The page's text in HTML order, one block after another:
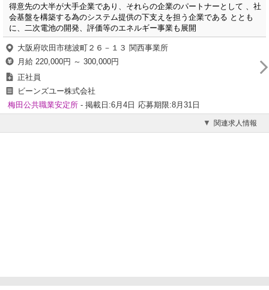
得意先の大半が大手企業であり、それらの企業のパートナーとして 、社
会基盤を構築する為のシステム提供の下支えを担う企業である ととも
に、二次電池の開発、評価等のエネルギー事業も展開
大阪府吹田市穂波町２６－１３ 関西事業所
月給 220,000円 ～ 300,000円
正社員
ビーンズユー株式会社
梅田公共職業安定所 - 掲載日:6月4日 応募期限:8月31日
関連求人情報